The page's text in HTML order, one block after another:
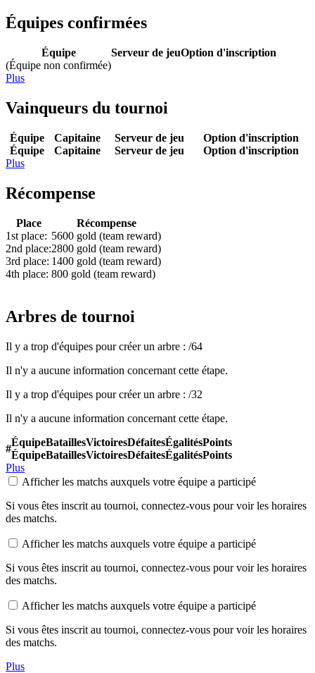
Équipes confirmées
Équipe Serveur de jeuOption d'inscription
(Équipe non confirmée)
Plus
Vainqueurs du tournoi
Équipe
Équipe
Capitaine
Capitaine
Serveur de jeu
Serveur de jeu
Option d'inscription
Option d'inscription
Plus
Récompense
Place
Récompense
1st place: 5600 gold (team reward)
2nd place:2800 gold (team reward)
3rd place: 1400 gold (team reward)
4th place: 800 gold (team reward)
Arbres de tournoi
Il y a trop d'équipes pour créer un arbre : /64
Il n'y a aucune information concernant cette étape.
Il y a trop d'équipes pour créer un arbre : /32
Il n'y a aucune information concernant cette étape.
#
Équipe
Équipe
Batailles
Batailles
Victoires
Victoires
Défaites
Défaites
Égalités
Égalités
Points
Points
Plus
Afficher les matchs auxquels votre équipe a participé
Si vous êtes inscrit au tournoi, connectez-vous pour voir les horaires
des matchs.
Afficher les matchs auxquels votre équipe a participé
Si vous êtes inscrit au tournoi, connectez-vous pour voir les horaires
des matchs.
Afficher les matchs auxquels votre équipe a participé
Si vous êtes inscrit au tournoi, connectez-vous pour voir les horaires
des matchs.
Plus